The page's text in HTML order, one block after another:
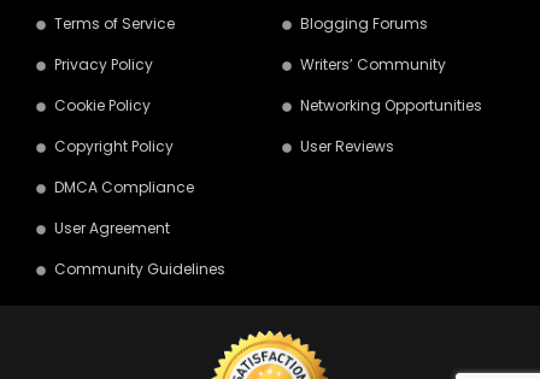
Terms of Service
Privacy Policy
Cookie Policy
Copyright Policy
DMCA Compliance
User Agreement
Community Guidelines
Blogging Forums
Writers’ Community
Networking Opportunities
User Reviews